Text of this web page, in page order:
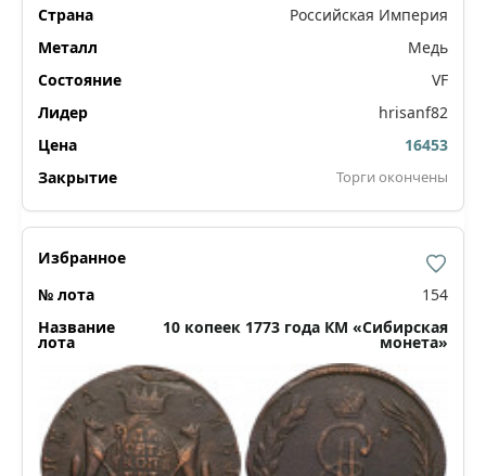
Российская Империя
Медь
VF
hrisanf82
16453
Торги окончены
154
10 копеек 1773 года КМ «Сибирская
монета»